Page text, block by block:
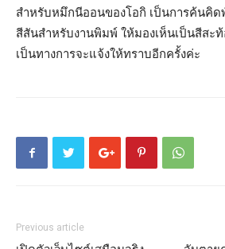
สำหรับหมึกนีออนของโอกิ เป็นการค้นคิ
สีสันสำหรับงานพิมพ์ ให้มองเห็นเป็นสีสะ
เป็นทางการจะแจ้งให้ทราบอีกครั้งค่ะ
Previous article